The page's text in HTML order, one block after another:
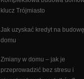
klucz Trójmiasto
Jak uzyskać kredyt na budowę
domu
Zmiany w domu – jak je
przeprowadzić bez stresu i